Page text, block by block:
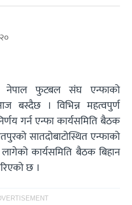
नेपाल फुटबल संघ एन्फाको
बस्दैछ । विभिन्न महत्वपुर्ण
गर्न एन्फा कार्यसमिति बैठक
सातदोबाटोस्थित एन्फाको
कार्यसमिति बैठक बिहान
छ ।